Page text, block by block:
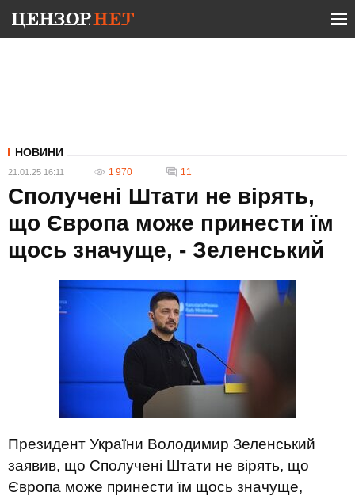
НОВИНИ
21.01.25 16:11 1 970 11
Сполучені Штати не вірять,
що Європа може принести їм
щось значуще, - Зеленський
Президент України Володимир Зеленський
заявив, що Сполучені Штати не вірять, що
Європа може принести їм щось значуще,